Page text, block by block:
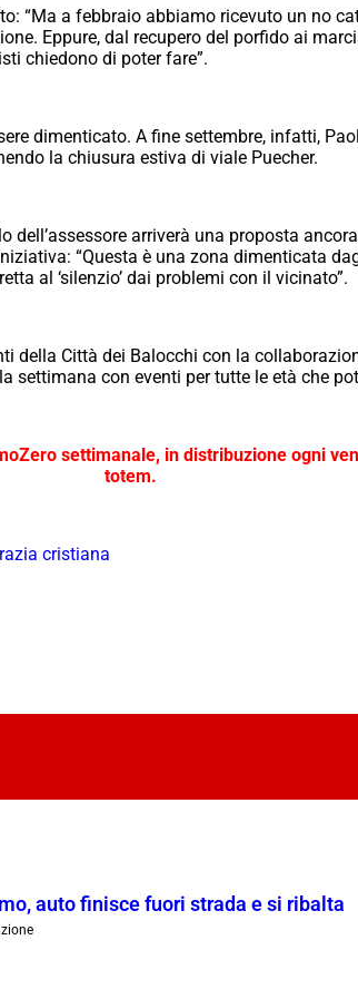
“Ma a febbraio abbiamo ricevuto un no
Eppure, dal recupero del porfido ai
chiedono di poter fare”.
dimenticato. A fine settembre, infatti,
la chiusura estiva di viale Puecher.
arriverà una proposta
“Questa è una zona dimenticata
al ‘silenzio’ dai problemi con il vicinato”.
della Città dei Balocchi con la
settimana con eventi per tutte le età che
settimanale, in distribuzione ogni
totem.
cristiana
auto finisce fuori strada e si ribalta